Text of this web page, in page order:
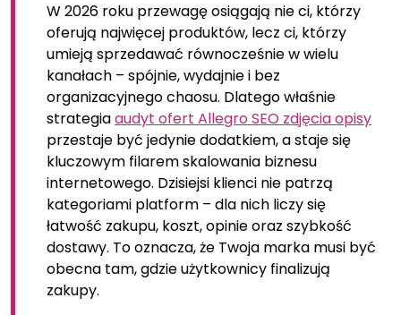
W 2026 roku przewagę osiągają nie ci, którzy
oferują najwięcej produktów, lecz ci, którzy
umieją sprzedawać równocześnie w wielu
kanałach – spójnie, wydajnie i bez
organizacyjnego chaosu. Dlatego właśnie
strategiaaudyt ofert Allegro SEO zdjęcia opisy
przestaje być jedynie dodatkiem, a staje się
kluczowym filarem skalowania biznesu
internetowego. Dzisiejsi klienci nie patrzą
kategoriami platform – dla nich liczy się
łatwość zakupu, koszt, opinie oraz szybkość
dostawy. To oznacza, że Twoja marka musi być
obecna tam, gdzie użytkownicy finalizują
zakupy.